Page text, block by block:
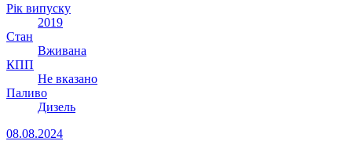
Рік випуску
2019
Стан
Вживана
КПП
Не вказано
Паливо
Дизель
08.08.2024